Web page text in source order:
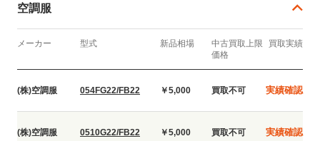
空調服
メーカー 型式 新品相場
中古買取上限
価格
買取実績
(株)空調服 054FG22/FB22 ￥5,000 買取不可 実績確認
(株)空調服 0510G22/FB22 ￥5,000 買取不可 実績確認